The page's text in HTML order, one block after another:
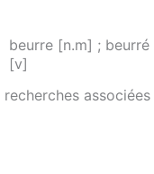
beurre [n.m] ;
[v]
recherches associées